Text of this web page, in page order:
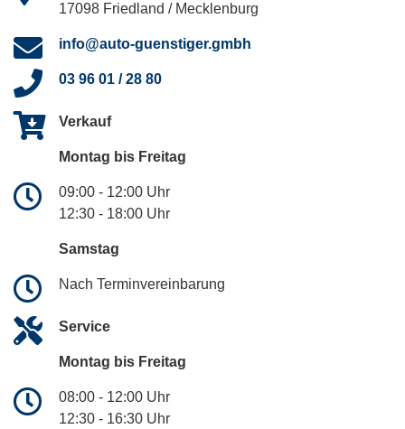
17098 Friedland / Mecklenburg
info@auto-guenstiger.gmbh
03 96 01 / 28 80
Verkauf
Montag bis Freitag
09:00 - 12:00 Uhr
12:30 - 18:00 Uhr
Samstag
Nach Terminvereinbarung
Service
Montag bis Freitag
08:00 - 12:00 Uhr
12:30 - 16:30 Uhr